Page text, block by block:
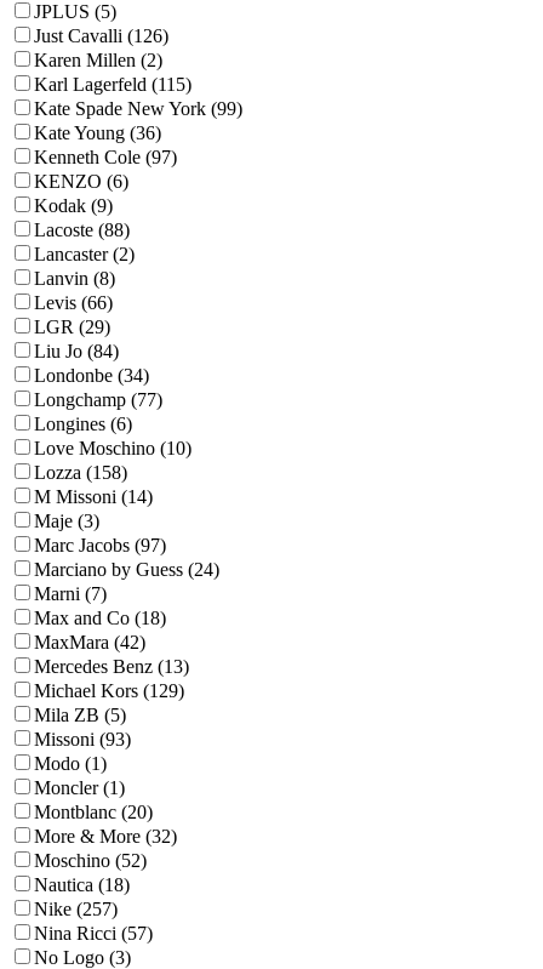
JPLUS (5)
Just Cavalli (126)
Karen Millen (2)
Karl Lagerfeld (115)
Kate Spade New York (99)
Kate Young (36)
Kenneth Cole (97)
KENZO (6)
Kodak (9)
Lacoste (88)
Lancaster (2)
Lanvin (8)
Levis (66)
LGR (29)
Liu Jo (84)
Londonbe (34)
Longchamp (77)
Longines (6)
Love Moschino (10)
Lozza (158)
M Missoni (14)
Maje (3)
Marc Jacobs (97)
Marciano by Guess (24)
Marni (7)
Max and Co (18)
MaxMara (42)
Mercedes Benz (13)
Michael Kors (129)
Mila ZB (5)
Missoni (93)
Modo (1)
Moncler (1)
Montblanc (20)
More & More (32)
Moschino (52)
Nautica (18)
Nike (257)
Nina Ricci (57)
No Logo (3)